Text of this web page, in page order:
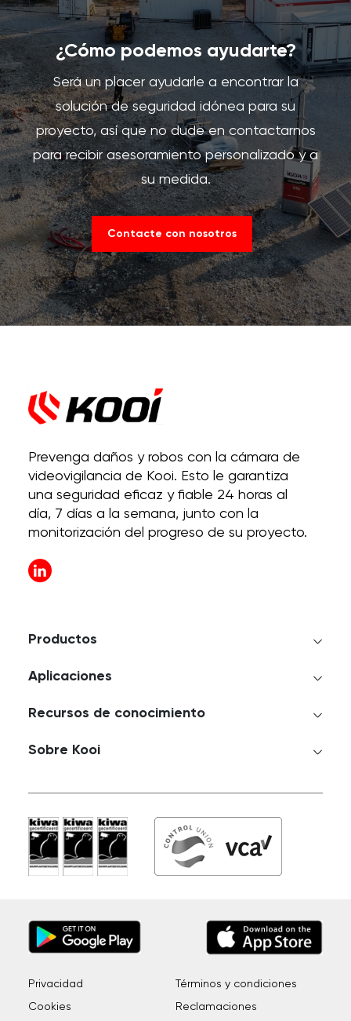
¿Cómo podemos ayudarte?
Será un placer ayudarle a encontrar la
solución de seguridad idónea para su
proyecto, así que no dude en contactarnos
para recibir asesoramiento personalizado y a
su medida.
Contacte con nosotros
Prevenga daños y robos con la cámara de
videovigilancia de Kooi. Esto le garantiza
una seguridad eficaz y fiable 24 horas al
día, 7 días a la semana, junto con la
monitorización del progreso de su proyecto.
Productos
Aplicaciones
Recursos de conocimiento
Sobre Kooi
Privacidad Términos y condiciones
Cookies Reclamaciones